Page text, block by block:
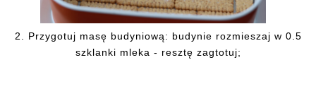
2. Przygotuj masę budyniową: budynie rozmieszaj w 0.5
szklanki mleka - resztę zagtotuj;